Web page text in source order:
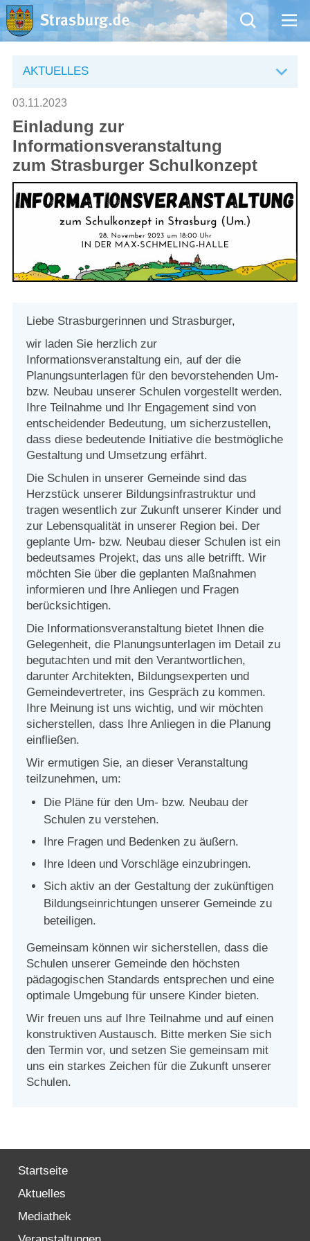
Aktuelles
Rathaus
Natur – Kultur – Tourismus
Wirtschaft
Willkommen in Strasburg (Uckermark)
Strasburger Ehrenamtspreis „SBG“
Welcome to Strasburg (Uckermark)
Ласкаво просимо до Штрасбурга (Уккермарк)
مرحبًا بكم في شتراسبورغ (أوكرمارك)
Bine ați venit în Strasburg (Uckermark)
Online-Bewerbungen
Sprache/Language
AKTUELLES
03.11.2023
Einladung zur
Informationsveranstaltung
zum Strasburger Schulkonzept
Liebe Strasburgerinnen und Strasburger,
wir laden Sie herzlich zur
Informationsveranstaltung ein, auf der die
Planungsunterlagen für den bevorstehenden Um-
bzw. Neubau unserer Schulen vorgestellt werden.
Ihre Teilnahme und Ihr Engagement sind von
entscheidender Bedeutung, um sicherzustellen,
dass diese bedeutende Initiative die bestmögliche
Gestaltung und Umsetzung erfährt.
Die Schulen in unserer Gemeinde sind das
Herzstück unserer Bildungsinfrastruktur und
tragen wesentlich zur Zukunft unserer Kinder und
zur Lebensqualität in unserer Region bei. Der
geplante Um- bzw. Neubau dieser Schulen ist ein
bedeutsames Projekt, das uns alle betrifft. Wir
möchten Sie über die geplanten Maßnahmen
informieren und Ihre Anliegen und Fragen
berücksichtigen.
Die Informationsveranstaltung bietet Ihnen die
Gelegenheit, die Planungsunterlagen im Detail zu
begutachten und mit den Verantwortlichen,
darunter Architekten, Bildungsexperten und
Gemeindevertreter, ins Gespräch zu kommen.
Ihre Meinung ist uns wichtig, und wir möchten
sicherstellen, dass Ihre Anliegen in die Planung
einfließen.
Wir ermutigen Sie, an dieser Veranstaltung
teilzunehmen, um:
Die Pläne für den Um- bzw. Neubau der
Schulen zu verstehen.
Ihre Fragen und Bedenken zu äußern.
Ihre Ideen und Vorschläge einzubringen.
Sich aktiv an der Gestaltung der zukünftigen
Bildungseinrichtungen unserer Gemeinde zu
beteiligen.
Gemeinsam können wir sicherstellen, dass die
Schulen unserer Gemeinde den höchsten
pädagogischen Standards entsprechen und eine
optimale Umgebung für unsere Kinder bieten.
Wir freuen uns auf Ihre Teilnahme und auf einen
konstruktiven Austausch. Bitte merken Sie sich
den Termin vor, und setzen Sie gemeinsam mit
uns ein starkes Zeichen für die Zukunft unserer
Schulen.
Startseite
Aktuelles
Mediathek